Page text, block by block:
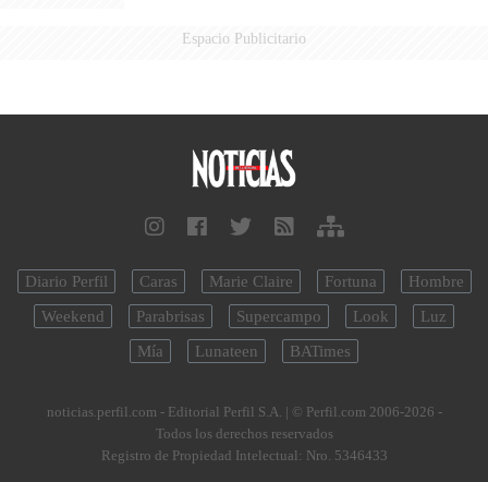
Espacio Publicitario
Diario Perfil Caras Marie Claire Fortuna
Hombre
Weekend
Parabrisas Supercampo Look
Luz
Mía
Lunateen BATimes
noticias.perfil.com - Editorial Perfil S.A. | © Perfil.com 2006-2026 -
Todos los derechos reservados
Registro de Propiedad Intelectual: Nro. 5346433